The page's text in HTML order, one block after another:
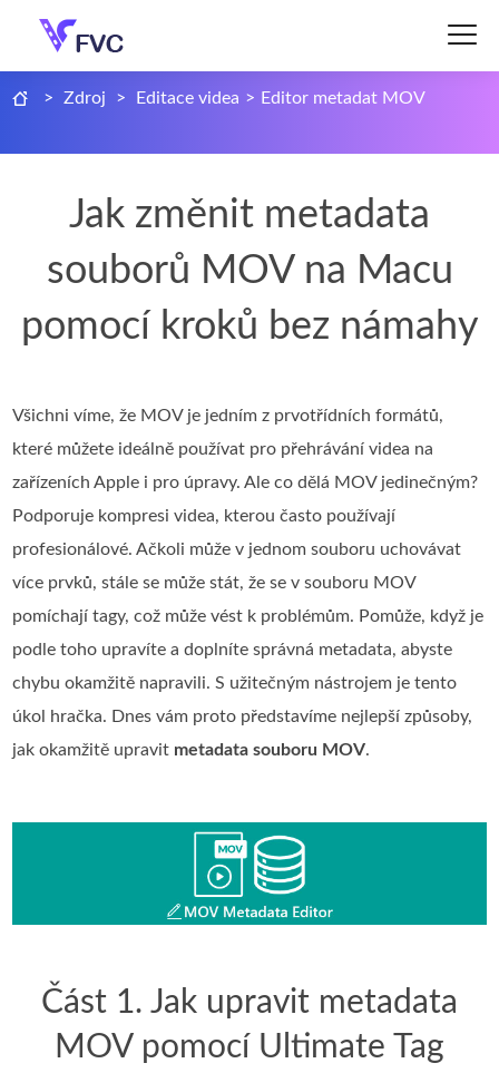
> Zdroj > Editace videa > Editor metadat MOV
Jak změnit metadata
souborů MOV na Macu
pomocí kroků bez námahy
Všichni víme, že MOV je jedním z prvotřídních formátů,
které můžete ideálně používat pro přehrávání videa na
zařízeních Apple i pro úpravy. Ale co dělá MOV jedinečným?
Podporuje kompresi videa, kterou často používají
profesionálové. Ačkoli může v jednom souboru uchovávat
více prvků, stále se může stát, že se v souboru MOV
pomíchají tagy, což může vést k problémům. Pomůže, když je
podle toho upravíte a doplníte správná metadata, abyste
chybu okamžitě napravili. S užitečným nástrojem je tento
úkol hračka. Dnes vám proto představíme nejlepší způsoby,
jak okamžitě upravit metadata souboru MOV.
Část 1. Jak upravit metadata
MOV pomocí Ultimate Tag